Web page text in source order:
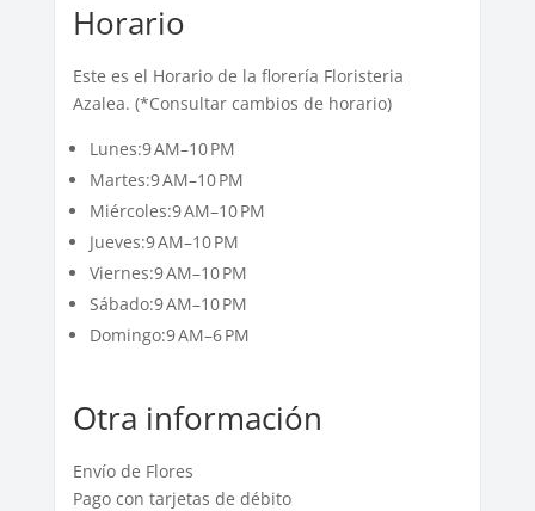
Horario
Este es el Horario de la florería Floristeria
Azalea. (*Consultar cambios de horario)
Lunes:9 AM–10 PM
Martes:9 AM–10 PM
Miércoles:9 AM–10 PM
Jueves:9 AM–10 PM
Viernes:9 AM–10 PM
Sábado:9 AM–10 PM
Domingo:9 AM–6 PM
Otra información
Envío de Flores
Pago con tarjetas de débito